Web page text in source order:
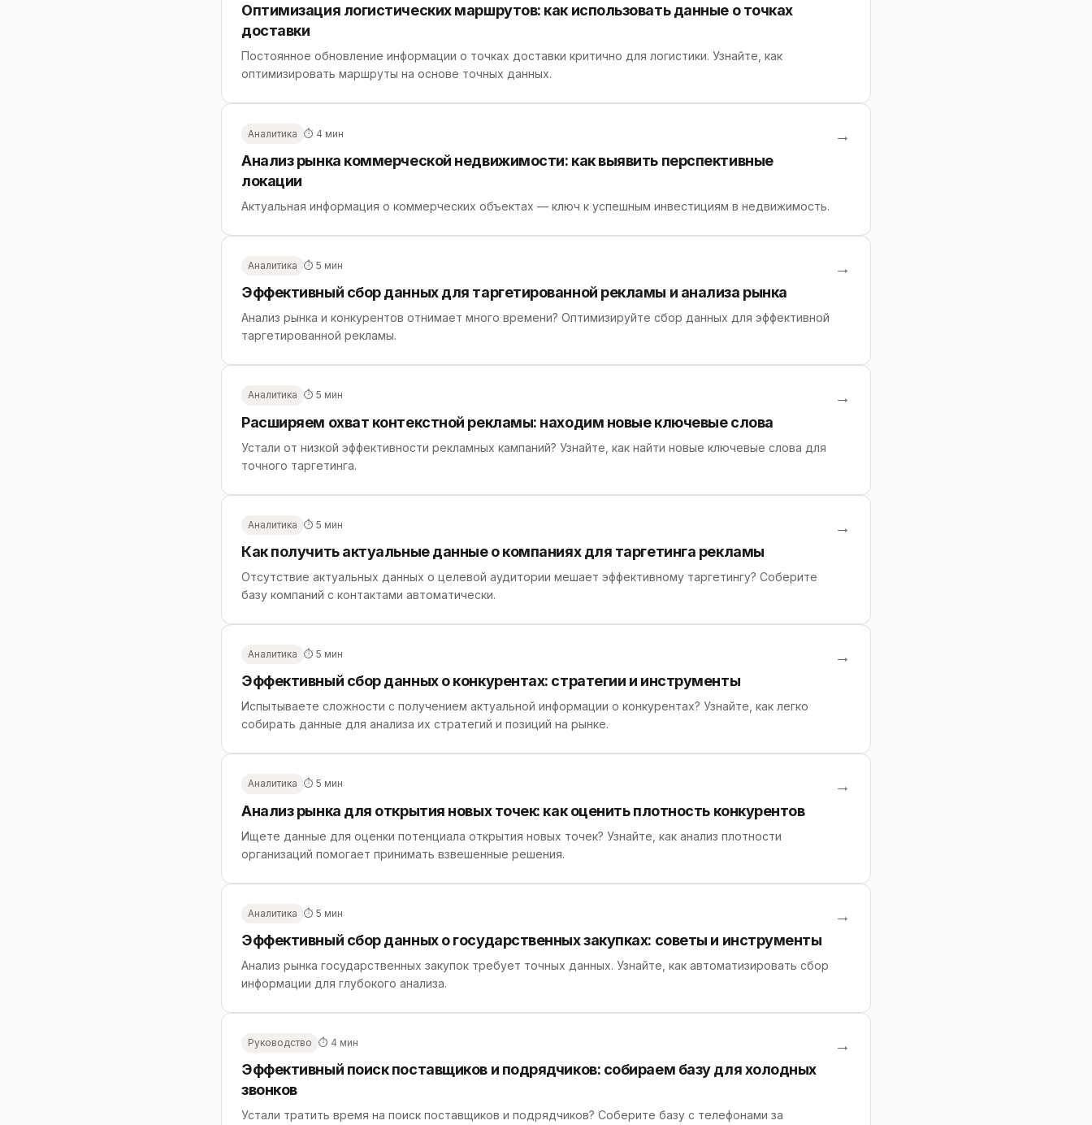
Оптимизация логистических маршрутов: как использовать данные о точках
доставки
Постоянное обновление информации о точках доставки критично для логистики. Узнайте, как
оптимизировать маршруты на основе точных данных.
Аналитика ⏱ 4 мин
Анализ рынка коммерческой недвижимости: как выявить перспективные
локации
Актуальная информация о коммерческих объектах — ключ к успешным инвестициям в недвижимость.
→
Аналитика ⏱ 5 мин
Эффективный сбор данных для таргетированной рекламы и анализа рынка
Анализ рынка и конкурентов отнимает много времени? Оптимизируйте сбор данных для эффективной
таргетированной рекламы.
→
Аналитика ⏱ 5 мин
Расширяем охват контекстной рекламы: находим новые ключевые слова
Устали от низкой эффективности рекламных кампаний? Узнайте, как найти новые ключевые слова для
точного таргетинга.
→
Аналитика ⏱ 5 мин
Как получить актуальные данные о компаниях для таргетинга рекламы
Отсутствие актуальных данных о целевой аудитории мешает эффективному таргетингу? Соберите
базу компаний с контактами автоматически.
→
Аналитика ⏱ 5 мин
Эффективный сбор данных о конкурентах: стратегии и инструменты
Испытываете сложности с получением актуальной информации о конкурентах? Узнайте, как легко
собирать данные для анализа их стратегий и позиций на рынке.
→
Аналитика ⏱ 5 мин
Анализ рынка для открытия новых точек: как оценить плотность конкурентов
Ищете данные для оценки потенциала открытия новых точек? Узнайте, как анализ плотности
организаций помогает принимать взвешенные решения.
→
Аналитика ⏱ 5 мин
Эффективный сбор данных о государственных закупках: советы и инструменты
Анализ рынка государственных закупок требует точных данных. Узнайте, как автоматизировать сбор
информации для глубокого анализа.
→
Руководство ⏱ 4 мин
Эффективный поиск поставщиков и подрядчиков: собираем базу для холодных
звонков
Устали тратить время на поиск поставщиков и подрядчиков? Соберите базу с телефонами за
→